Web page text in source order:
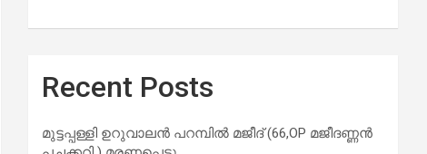
Recent Posts
മുട്ടപ്പള്ളി ഉറുവാലൻ പറമ്പിൽ മജീദ് (66,OP മജീദണ്ണൻ